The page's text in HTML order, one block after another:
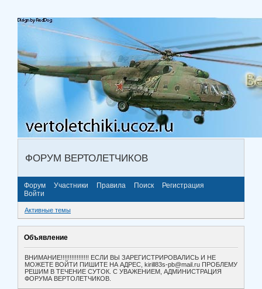
ФОРУМ ВЕРТОЛЕТЧИКОВ
Форум Участники Правила Поиск
Регистрация
Войти
Активные темы
Объявление
ВНИМАНИЕ!!!!!!!!!!!!!!!! ЕСЛИ ВЫ ЗАРЕГИСТРИРОВАЛИСЬ И НЕ
МОЖЕТЕ ВОЙТИ ПИШИТЕ НА АДРЕС, kirill83s-pb@mail.ru ПРОБЛЕМУ
РЕШИМ В ТЕЧЕНИЕ СУТОК. С УВАЖЕНИЕМ, АДМИНИСТРАЦИЯ
ФОРУМА ВЕРТОЛЕТЧИКОВ.